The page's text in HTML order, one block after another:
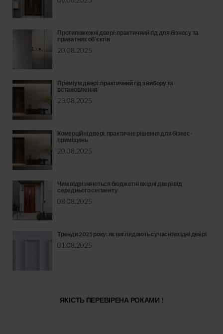
Протипожежні двері: практичний гід для бізнесу та
приватних об’єктів
20.08.2025
Преміум двері: практичний гід з вибору та
встановлення
23.08.2025
Комерційні двері: практичне рішення для бізнес-
приміщень
20.08.2025
Чим відрізняються бюджетні вхідні двері від
середнього сегменту
08.08.2025
Тренди 2025 року: як виглядають сучасні вхідні двері
01.08.2025
ЯКІСТЬ ПЕРЕВІРЕНА РОКАМИ !